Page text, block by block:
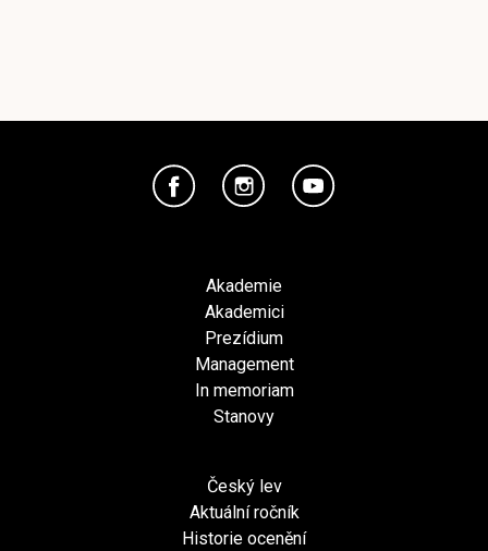
Akademie
Akademici
Prezídium
Management
In memoriam
Stanovy
Český lev
Aktuální ročník
Historie ocenění